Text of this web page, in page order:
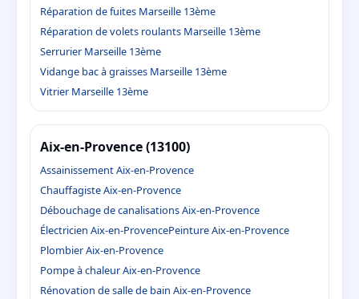
Réparation de fuites Marseille 13ème
Réparation de volets roulants Marseille 13ème
Serrurier Marseille 13ème
Vidange bac à graisses Marseille 13ème
Vitrier Marseille 13ème
Aix-en-Provence (13100)
Assainissement Aix-en-Provence
Chauffagiste Aix-en-Provence
Débouchage de canalisations Aix-en-Provence
Électricien Aix-en-ProvencePeinture Aix-en-Provence
Plombier Aix-en-Provence
Pompe à chaleur Aix-en-Provence
Rénovation de salle de bain Aix-en-Provence